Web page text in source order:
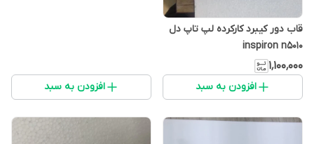
قاب دور کیبرد کارکرده لپ تاپ دل
inspiron n5010
۱٬۱۰۰٬۰۰۰
افزودن به سبد افزودن به سبد